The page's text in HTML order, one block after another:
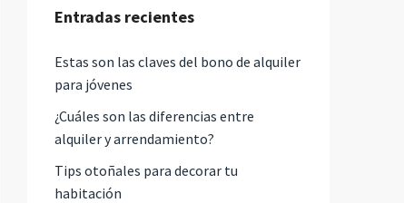
Entradas recientes
Estas son las claves del bono de alquiler
para jóvenes
¿Cuáles son las diferencias entre
alquiler y arrendamiento?
Tips otoñales para decorar tu
habitación